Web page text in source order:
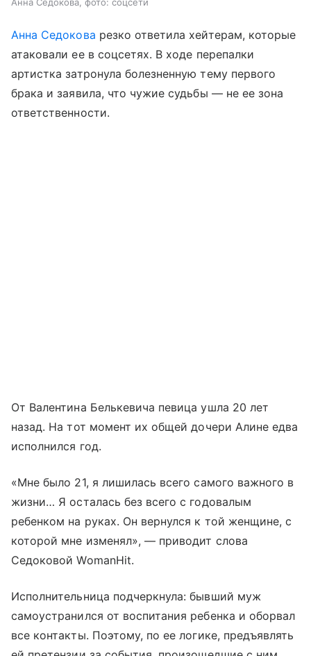
Анна Седокова резко ответила хейтерам, которые
атаковали ее в соцсетях. В ходе перепалки
артистка затронула болезненную тему первого
брака и заявила, что чужие судьбы — не ее зона
ответственности.
От Валентина Белькевича певица ушла 20 лет
назад. На тот момент их общей дочери Алине едва
исполнился год.
«Мне было 21, я лишилась всего самого важного в
жизни… Я осталась без всего с годовалым
ребенком на руках. Он вернулся к той женщине, с
которой мне изменял», — приводит слова
Седоковой WomanHit.
Исполнительница подчеркнула: бывший муж
самоустранился от воспитания ребенка и оборвал
все контакты. Поэтому, по ее логике, предъявлять